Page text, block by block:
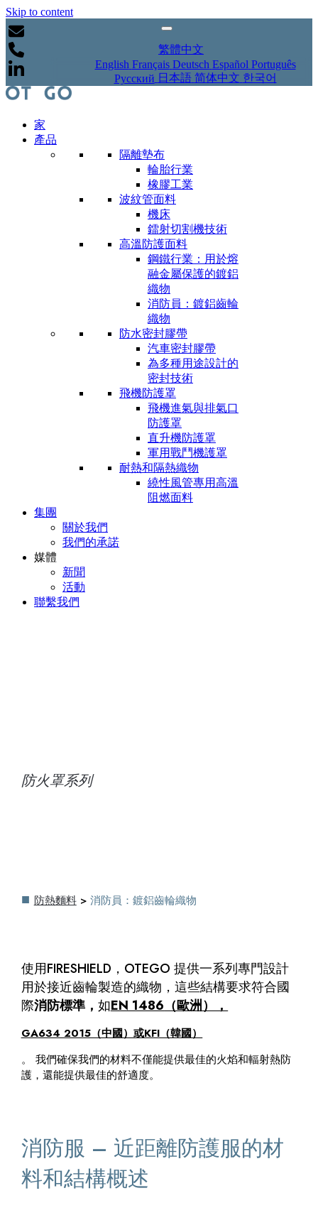
Skip to content
繁體中文
English Français Deutsch Español Português
Русский 日本語 简体中文 한국어
家
產品
隔離墊布
輪胎行業
橡膠工業
波紋管面料
機床
鐳射切割機技術
高溫防護面料
鋼鐵行業：用於熔
融金屬保護的鍍鋁
織物
消防員：鍍鋁齒輪
織物
防水密封膠帶
汽車密封膠帶
為多種用途設計的
密封技術
飛機防護罩
飛機進氣與排氣口
防護罩
直升機防護罩
軍用戰鬥機護罩
耐熱和隔熱織物
繞性風管專用高溫
阻燃面料
集團
關於我們
我們的承諾
媒體
新聞
活動
聯繫我們
防火罩系列
防熱麵料> 消防員：鍍鋁齒輪織物
使用FIRESHIELD ，OTEGO 提供一系列專門設計
用於接近齒輪製造的織物，這些結構要求符合國
際消防標準， 如EN 1486（歐洲），
GA634 2015（中國）或KFI（韓國）
。 我們確保我們的材料不僅能提供最佳的火焰和輻射熱防
護，還能提供最佳的舒適度。
消防服 – 近距離防護服的材
料和結構概述